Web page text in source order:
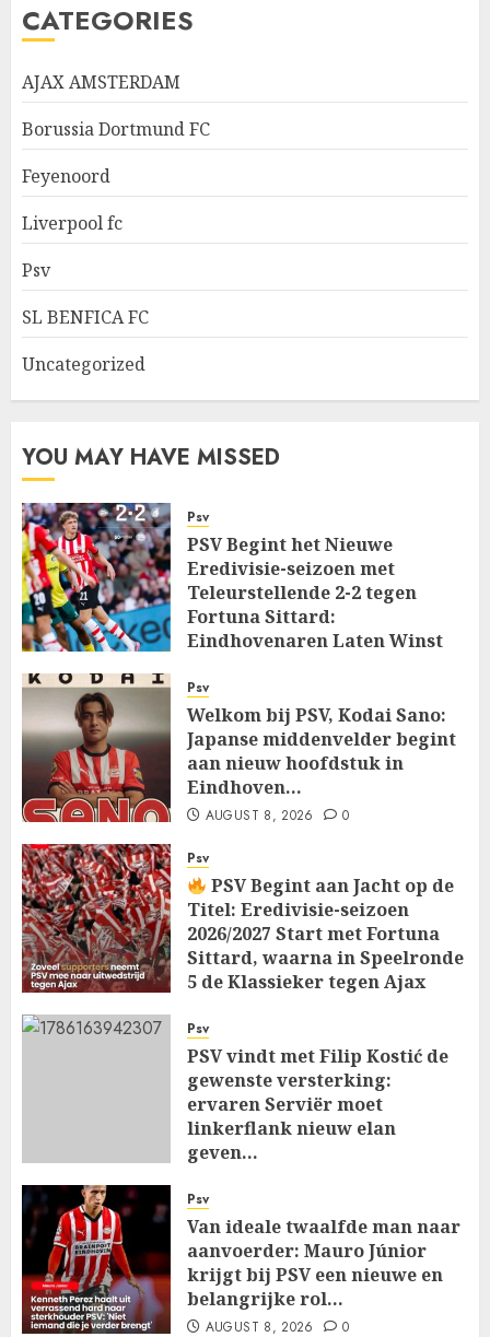
CATEGORIES
AJAX AMSTERDAM
Borussia Dortmund FC
Feyenoord
Liverpool fc
Psv
SL BENFICA FC
Uncategorized
YOU MAY HAVE MISSED
Psv
PSV Begint het Nieuwe
Eredivisie-seizoen met
Teleurstellende 2-2 tegen
Fortuna Sittard:
Eindhovenaren Laten Winst
AUGUST 8, 2026
Psv
Welkom bij PSV, Kodai Sano:
Japanse middenvelder begint
aan nieuw hoofdstuk in
Eindhoven…
AUGUST 8, 2026 0
Psv
PSV Begint aan Jacht op de
Titel: Eredivisie-seizoen
2026/2027 Start met Fortuna
Sittard, waarna in Speelronde
5 de Klassieker tegen Ajax
AUGUST 8, 2026
Psv
PSV vindt met Filip Kostić de
gewenste versterking:
ervaren Serviër moet
linkerflank nieuw elan
geven…
Psv
Van ideale twaalfde man naar
aanvoerder: Mauro Júnior
krijgt bij PSV een nieuwe en
belangrijke rol…
AUGUST 8, 2026 0